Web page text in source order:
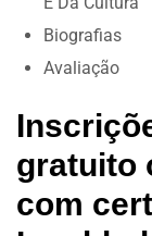
Biografias
Avaliação
gratuito
com